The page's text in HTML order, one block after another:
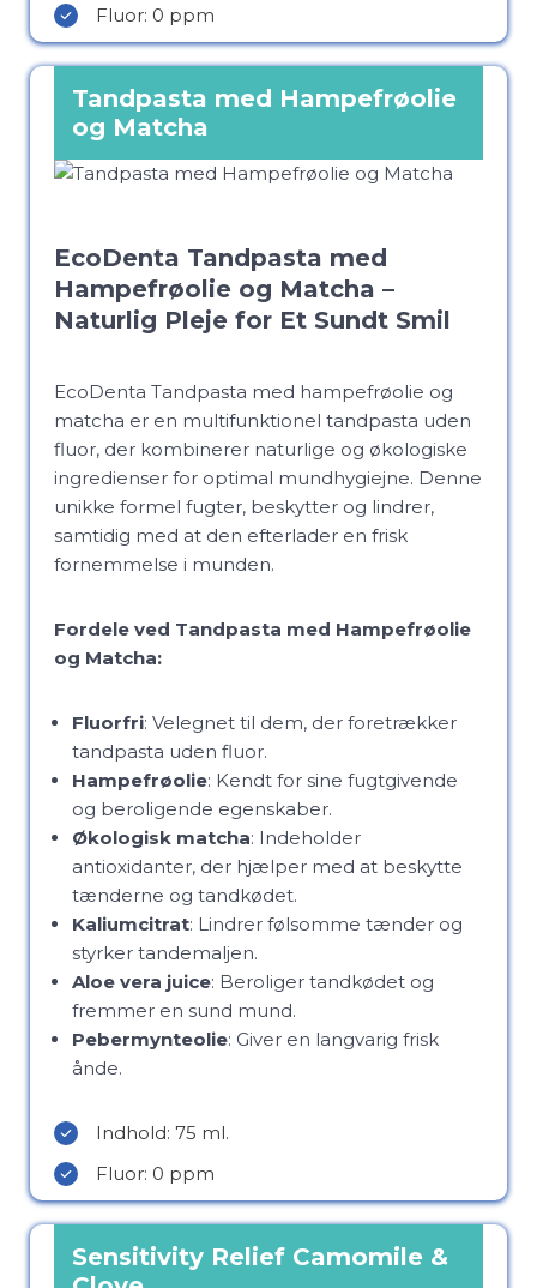
Fluor: 0 ppm
Tandpasta med Hampefrøolie
og Matcha
EcoDenta Tandpasta med
Hampefrøolie og Matcha –
Naturlig Pleje for Et Sundt Smil
EcoDenta Tandpasta med hampefrøolie og
matcha er en multifunktionel tandpasta uden
fluor, der kombinerer naturlige og økologiske
ingredienser for optimal mundhygiejne. Denne
unikke formel fugter, beskytter og lindrer,
samtidig med at den efterlader en frisk
fornemmelse i munden.
Fordele ved Tandpasta med Hampefrøolie
og Matcha:
Fluorfri: Velegnet til dem, der foretrækker
tandpasta uden fluor.
Hampefrøolie: Kendt for sine fugtgivende
og beroligende egenskaber.
Økologisk matcha: Indeholder
antioxidanter, der hjælper med at beskytte
tænderne og tandkødet.
Kaliumcitrat: Lindrer følsomme tænder og
styrker tandemaljen.
Aloe vera juice: Beroliger tandkødet og
fremmer en sund mund.
Pebermynteolie: Giver en langvarig frisk
ånde.
Indhold: 75 ml.
Fluor: 0 ppm
Sensitivity Relief Camomile &